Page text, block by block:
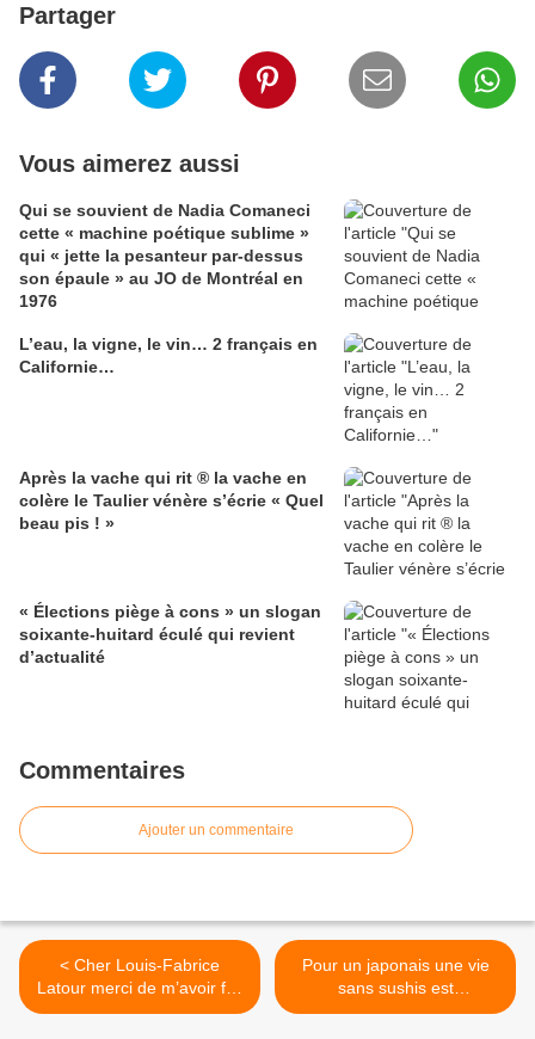
Partager
Vous aimerez aussi
Qui se souvient de Nadia Comaneci
cette « machine poétique sublime »
qui « jette la pesanteur par-dessus
son épaule » au JO de Montréal en
1976
L’eau, la vigne, le vin… 2 français en
Californie…
Après la vache qui rit ® la vache en
colère le Taulier vénère s’écrie « Quel
beau pis ! »
« Élections piège à cons » un slogan
soixante-huitard éculé qui revient
d’actualité
Commentaires
Ajouter un commentaire
< Cher Louis-Fabrice
Latour merci de m’avoir fait
découvrir les poulardes de
Pour un japonais une vie
sans sushis est
surmontable, mais sans